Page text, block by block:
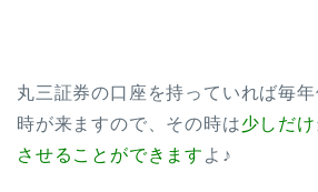
丸三証券の口座を持っていれば毎
時が来ますので、その時は少しだ
させることができます よ♪